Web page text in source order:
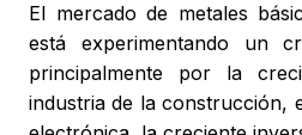
El mercado de metales
está experimentando un
principalmente por la
industria de la construcción,